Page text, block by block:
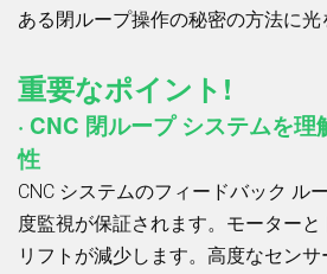
ある閉ループ操作の秘密の方法に光
重要なポイント!
· CNC 閉ループ システムを
性
CNC システムのフィードバック ル
度監視が保証されます。モーター
リフトが減少します。高度なセン